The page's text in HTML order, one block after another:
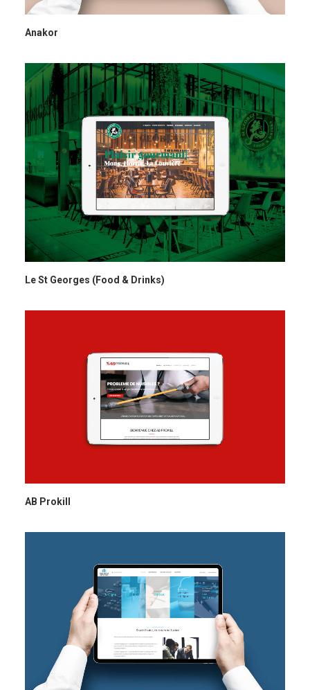
Anakor
Le St Georges (Food & Drinks)
AB Prokill